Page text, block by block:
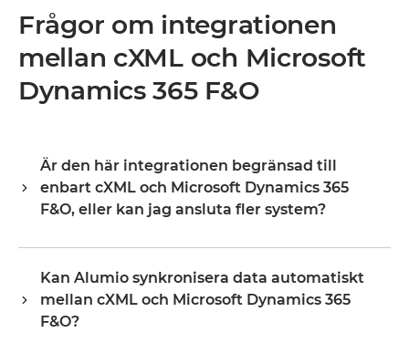
Frågor om integrationen
mellan cXML och Microsoft
Dynamics 365 F&O
Är den här integrationen begränsad till
enbart cXML och Microsoft Dynamics 365
F&O, eller kan jag ansluta fler system?
inte din gräns. När de väl är anslutna utökar du samma
plattform till ditt ERP, PIM, WMS, CRM eller vilket annat
system som helst i ditt landskap, och återanvänder
Kan Alumio synkronisera data automatiskt
mellan cXML och Microsoft Dynamics 365
F&O?